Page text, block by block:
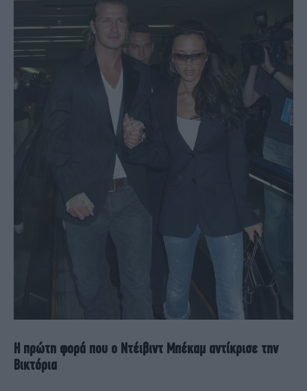
Η πρώτη φορά που ο Ντέιβιντ Μπέκαμ αντίκρισε την
Βικτόρια